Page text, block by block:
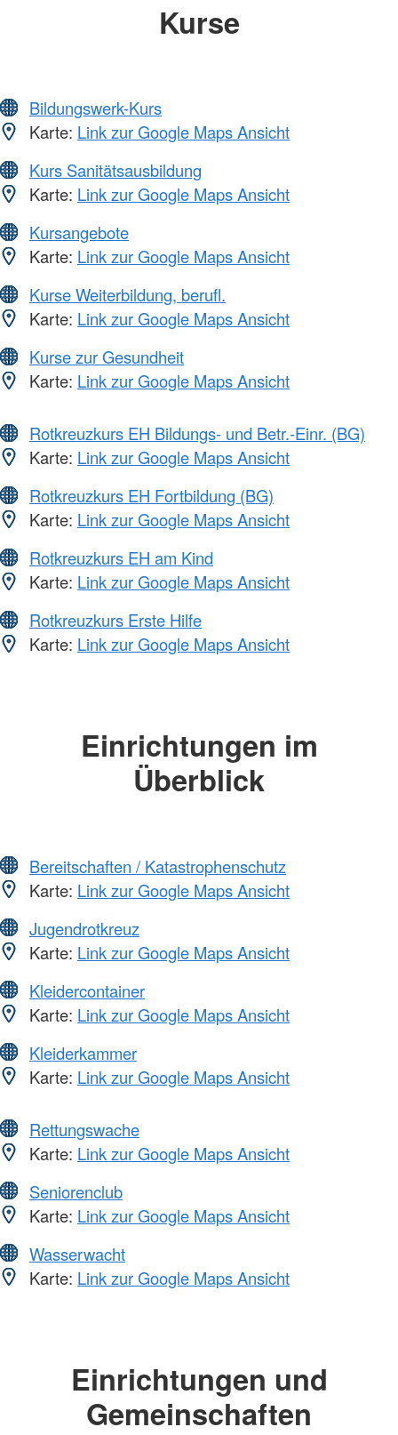
Kurse
Bildungswerk-Kurs
Karte: Link zur Google Maps Ansicht
Kurs Sanitätsausbildung
Karte: Link zur Google Maps Ansicht
Kursangebote
Karte: Link zur Google Maps Ansicht
Kurse Weiterbildung, berufl.
Karte: Link zur Google Maps Ansicht
Kurse zur Gesundheit
Karte: Link zur Google Maps Ansicht
Rotkreuzkurs EH Bildungs- und Betr.-Einr. (BG)
Karte: Link zur Google Maps Ansicht
Rotkreuzkurs EH Fortbildung (BG)
Karte: Link zur Google Maps Ansicht
Rotkreuzkurs EH am Kind
Karte: Link zur Google Maps Ansicht
Rotkreuzkurs Erste Hilfe
Karte: Link zur Google Maps Ansicht
Einrichtungen im
Überblick
Bereitschaften / Katastrophenschutz
Karte: Link zur Google Maps Ansicht
Jugendrotkreuz
Karte: Link zur Google Maps Ansicht
Kleidercontainer
Karte: Link zur Google Maps Ansicht
Kleiderkammer
Karte: Link zur Google Maps Ansicht
Rettungswache
Karte: Link zur Google Maps Ansicht
Seniorenclub
Karte: Link zur Google Maps Ansicht
Wasserwacht
Karte: Link zur Google Maps Ansicht
Einrichtungen und
Gemeinschaften